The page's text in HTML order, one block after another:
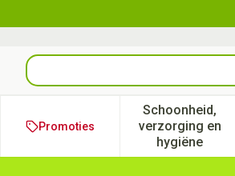
Product, merk, categorie...
Promoties
Schoonheid,
verzorging en
hygiëne
Toon